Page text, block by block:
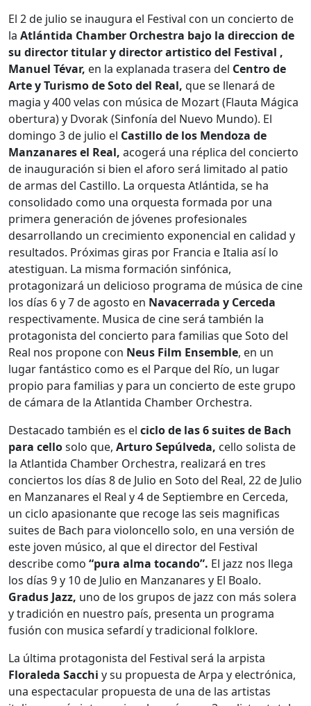
El 2 de julio se inaugura el Festival con un concierto de
la Atlántida Chamber Orchestra bajo la direccion de
su director titular y director artistico del Festival ,
Manuel Tévar, en la explanada trasera del Centro de
Arte y Turismo de Soto del Real, que se llenará de
magia y 400 velas con música de Mozart (Flauta Mágica
obertura) y Dvorak (Sinfonía del Nuevo Mundo). El
domingo 3 de julio el Castillo de los Mendoza de
Manzanares el Real, acogerá una réplica del concierto
de inauguración si bien el aforo será limitado al patio
de armas del Castillo. La orquesta Atlántida, se ha
consolidado como una orquesta formada por una
primera generación de jóvenes profesionales
desarrollando un crecimiento exponencial en calidad y
resultados. Próximas giras por Francia e Italia así lo
atestiguan. La misma formación sinfónica,
protagonizará un delicioso programa de música de cine
los días 6 y 7 de agosto en Navacerrada y Cerceda
respectivamente. Musica de cine será también la
protagonista del concierto para familias que Soto del
Real nos propone con Neus Film Ensemble, en un
lugar fantástico como es el Parque del Río, un lugar
propio para familias y para un concierto de este grupo
de cámara de la Atlantida Chamber Orchestra.
Destacado también es el ciclo de las 6 suites de Bach
para cellosolo que, Arturo Sepúlveda, cello solista de
la Atlantida Chamber Orchestra, realizará en tres
conciertos los días 8 de Julio en Soto del Real, 22 de Julio
en Manzanares el Real y 4 de Septiembre en Cerceda,
un ciclo apasionante que recoge las seis magnificas
suites de Bach para violoncello solo, en una versión de
este joven músico, al que el director del Festival
describe como “pura alma tocando”. El jazz nos llega
los días 9 y 10 de Julio en Manzanares y El Boalo.
Gradus Jazz, uno de los grupos de jazz con más solera
y tradición en nuestro país, presenta un programa
fusión con musica sefardí y tradicional folklore.
La última protagonista del Festival será la arpista
Floraleda Sacchi y su propuesta de Arpa y electrónica,
una espectacular propuesta de una de las artistas